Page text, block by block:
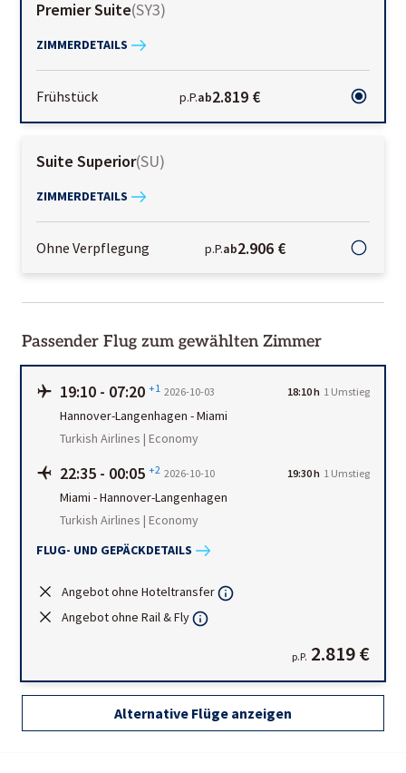
Premier Suite(SY3)
ZIMMERDETAILS
Frühstück p.P.ab2.819 €
Suite Superior(SU)
ZIMMERDETAILS
Ohne Verpflegung p.P.ab2.906 €
Passender Flug zum gewählten Zimmer
19:10 - 07:20 +1 2026-10-03 18:10 h 1 Umstieg
Hannover-Langenhagen -Miami
Turkish Airlines | Economy
22:35 - 00:05 +2 2026-10-10 19:30 h 1 Umstieg
Miami -Hannover-Langenhagen
Turkish Airlines | Economy
FLUG- UND GEPÄCKDETAILS
Angebot ohne Hoteltransfer
Angebot ohne Rail & Fly
p.P. 2.819 €
Alternative Flüge anzeigen